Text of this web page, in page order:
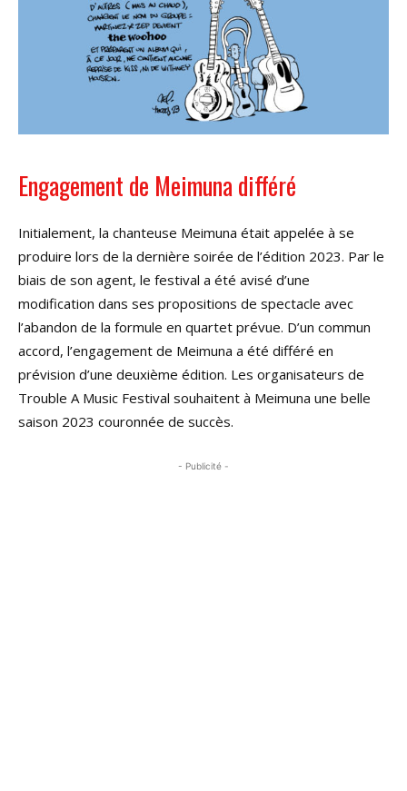
Engagement de Meimuna différé
Initialement, la chanteuse Meimuna était appelée à se
produire lors de la dernière soirée de l’édition 2023. Par le
biais de son agent, le festival a été avisé d’une
modification dans ses propositions de spectacle avec
l’abandon de la formule en quartet prévue. D’un commun
accord, l’engagement de Meimuna a été différé en
prévision d’une deuxième édition. Les organisateurs de
Trouble A Music Festival souhaitent à Meimuna une belle
saison 2023 couronnée de succès.
- Publicité -